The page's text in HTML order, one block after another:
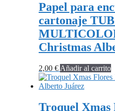
Papel para
cartonaje
Christmas
2,00 € Añadir al carrito
Troquel